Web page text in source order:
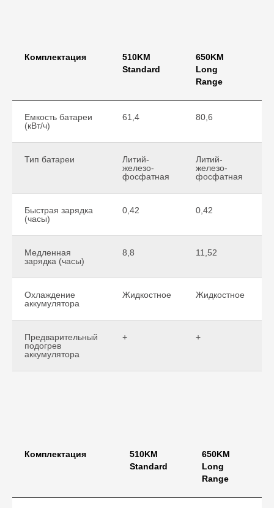
Комплектация
510KM
Standard
650KM
Long
Range
Емкость батареи
(кВт/ч)
61,4 80,6
Тип батареи
Литий-
железо-
фосфатная
Литий-
железо-
фосфатная
Быстрая зарядка
(часы)
0,42 0,42
Медленная
зарядка (часы)
8,8 11,52
Охлаждение
аккумулятора
Жидкостное Жидкостное
Предварительный
подогрев
аккумулятора
+ +
Комплектация
510KM
Standard
650KM
Long
Range